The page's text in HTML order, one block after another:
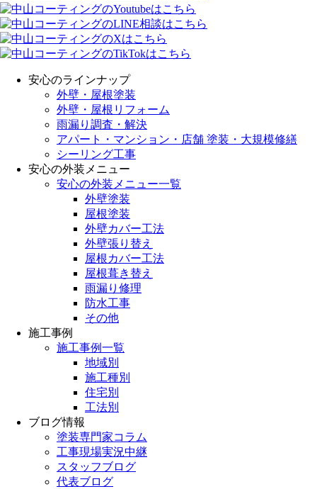
安心のラインナップ
外壁・屋根塗装
外壁・屋根リフォーム
雨漏り調査・解決
アパート・マンション・店舗 塗装・大規模修繕
シーリング工事
安心の外装メニュー
安心の外装メニュー一覧
外壁塗装
屋根塗装
外壁カバー工法
外壁張り替え
屋根カバー工法
屋根葺き替え
雨漏り修理
防水工事
その他
施工事例
施工事例一覧
地域別
施工種別
住宅別
工法別
ブログ情報
塗装専門家コラム
工事現場実況中継
スタッフブログ
代表ブログ